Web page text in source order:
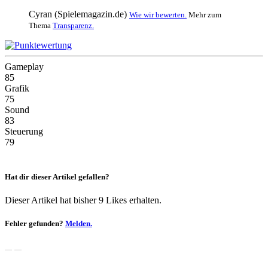
Cyran (Spielemagazin.de) Wie wir bewerten. Mehr zum
Thema Transparenz.
Gameplay
85
Grafik
75
Sound
83
Steuerung
79
Hat dir dieser Artikel gefallen?
Dieser Artikel hat bisher 9 Likes erhalten.
Fehler gefunden? Melden.